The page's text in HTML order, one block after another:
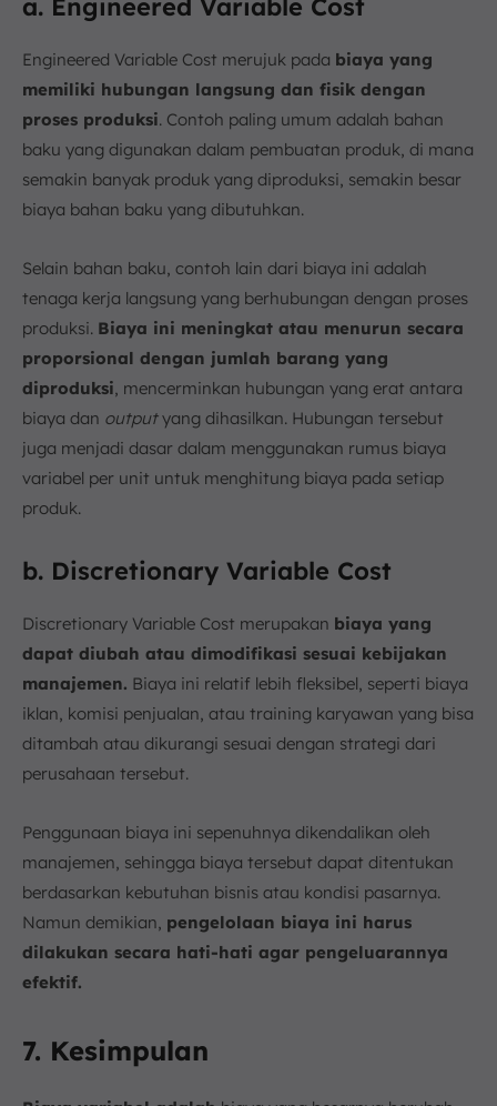
a. Engineered Variable Cost
Engineered Variable Cost merujuk pada biaya yang
memiliki hubungan langsung dan fisik dengan
proses produksi. Contoh paling umum adalah bahan
baku yang digunakan dalam pembuatan produk, di mana
semakin banyak produk yang diproduksi, semakin besar
biaya bahan baku yang dibutuhkan.
Selain bahan baku, contoh lain dari biaya ini adalah
tenaga kerja langsung yang berhubungan dengan proses
produksi. Biaya ini meningkat atau menurun secara
proporsional dengan jumlah barang yang
diproduksi, mencerminkan hubungan yang erat antara
biaya dan outputyang dihasilkan. Hubungan tersebut
juga menjadi dasar dalam menggunakan rumus biaya
variabel per unit untuk menghitung biaya pada setiap
produk.
b. Discretionary Variable Cost
Discretionary Variable Cost merupakan biaya yang
dapat diubah atau dimodifikasi sesuai kebijakan
manajemen. Biaya ini relatif lebih fleksibel, seperti biaya
iklan, komisi penjualan, atau training karyawan yang bisa
ditambah atau dikurangi sesuai dengan strategi dari
perusahaan tersebut.
Penggunaan biaya ini sepenuhnya dikendalikan oleh
manajemen, sehingga biaya tersebut dapat ditentukan
berdasarkan kebutuhan bisnis atau kondisi pasarnya.
Namun demikian, pengelolaan biaya ini harus
dilakukan secara hati-hati agar pengeluarannya
efektif.
7. Kesimpulan